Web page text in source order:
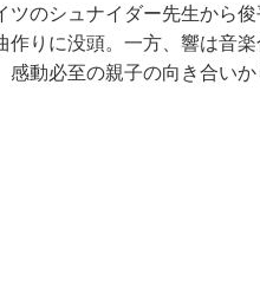
ツのシュナイダー先生から
作りに没頭。一方、響は音
動必至の親子の向き合いか